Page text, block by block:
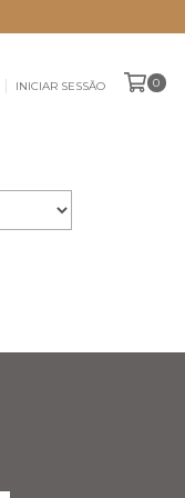
INICIAR SESSÃO 0